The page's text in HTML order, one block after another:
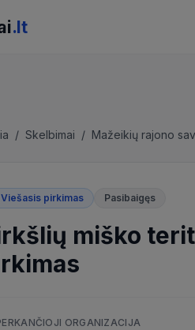
.lt
/ Skelbimai /
Viešasis pirkimas Pasibaigęs
miško
ORGANIZACIJA